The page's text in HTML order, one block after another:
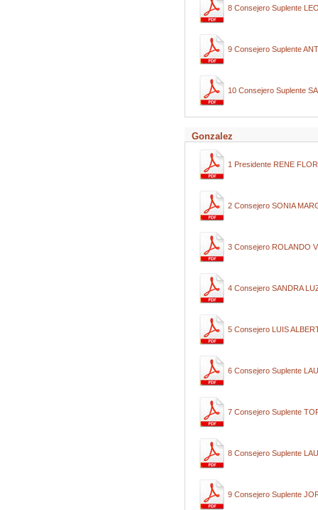
8 Consejero Suplente
9 Consejero Suplente
10 Consejero Suplente
Gonzalez
1 Presidente RENE
2 Consejero SONIA
3 Consejero ROLANDO
4 Consejero SANDRA
5 Consejero LUIS
6 Consejero Suplente
7 Consejero Suplente
8 Consejero Suplente
9 Consejero Suplente